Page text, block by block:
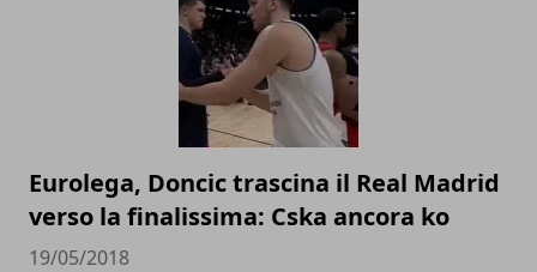
Eurolega, Doncic trascina il Real Madrid
verso la finalissima: Cska ancora ko
19/05/2018